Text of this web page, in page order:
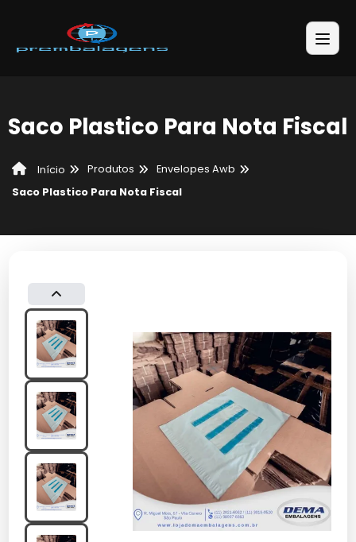
Saco Plastico Para Nota Fiscal
Início Produtos
Envelopes Awb
Saco Plastico Para Nota Fiscal